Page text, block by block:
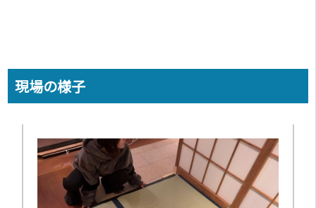
現場の様子